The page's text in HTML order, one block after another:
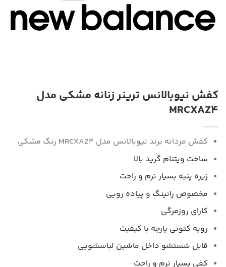
کفش نیوبالانس ترینر زنانه مشکی مدل
MRCXAZ4
کفش مردانه برند نیوبالانس مدل MRCXAZ4 رنگ مشکی
ساخت ویتنام گرید بالا
زیره پنبه بسیار نرم و راحت
مخصوص رانینگ و پیاده رویی
کارای روزمرگی
رویه کتونی پارچه با کیفیت
قابل شستشو داخل ماشین لباسشویی
کفی بسیار نرم و راحت